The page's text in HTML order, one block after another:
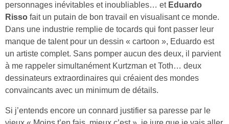
personnages inévitables et inoubliables… etEduardo
Risso fait un putain de bon travail en visualisant ce monde.
Dans une industrie remplie de tocards qui font passer leur
manque de talent pour un dessin « cartoon », Eduardo est
un artiste complet. Sans pomper aucun des deux, il parvient
à me rappeler simultanément Kurtzman et Toth… deux
dessinateurs extraordinaires qui créaient des mondes
convaincants avec un minimum de détails.
Si j’entends encore un connard justifier sa paresse par le